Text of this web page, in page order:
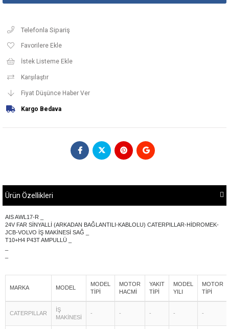
Telefonla Sipariş
Favorilere Ekle
İstek Listeme Ekle
Karşılaştır
Fiyat Düşünce Haber Ver
Kargo Bedava
Ürün Özellikleri
AIS AWL17-R _
24V FAR SİNYALLİ (ARKADAN BAĞLANTILI-KABLOLU) CATERPILLAR-HİDROMEK-
JCB-VOLVO İŞ MAKİNESİ SAĞ _
T10+H4 P43T AMPULLÜ _
MARKA MODEL
MODEL
TİPİ
MOTOR
HACMİ
YAKIT
TİPİ
MODEL
YILI
MOTOR
TİPİ
CATERPILLAR
İŞ
MAKİNESİ
- - - - -